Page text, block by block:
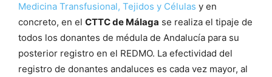
Medicina Transfusional, Tejidos y Células y en
concreto, en el CTTC de Málaga se realiza el tipaje de
todos los donantes de médula de Andalucía para su
posterior registro en el REDMO. La efectividad del
registro de donantes andaluces es cada vez mayor, al